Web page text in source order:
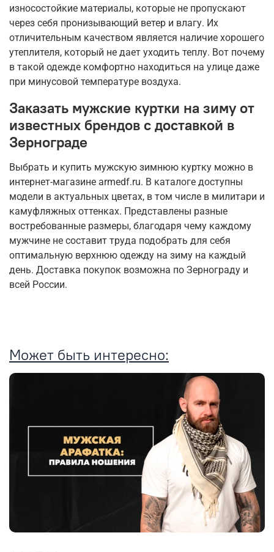
износостойкие материалы, которые не пропускают
через себя пронизывающий ветер и влагу. Их
отличительным качеством является наличие хорошего
утеплителя, который не дает уходить теплу. Вот почему
в такой одежде комфортно находиться на улице даже
при минусовой температуре воздуха.
Заказать мужские куртки на зиму от
известных брендов с доставкой в
Зернограде
Выбрать и купить мужскую зимнюю куртку можно в
интернет-магазине armedf.ru. В каталоге доступны
модели в актуальных цветах, в том числе в милитари и
камуфляжных оттенках. Представлены разные
востребованные размеры, благодаря чему каждому
мужчине не составит труда подобрать для себя
оптимальную верхнюю одежду на зиму на каждый
день. Доставка покупок возможна по Зернограду и
всей России.
Может быть интересно: